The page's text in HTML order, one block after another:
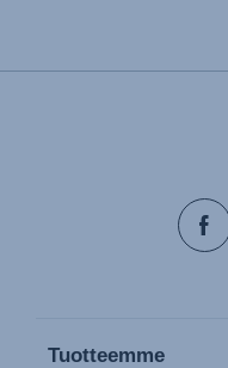
Tuotteemme